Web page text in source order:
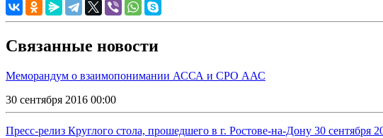
Связанные новости
Меморандум о взаимопонимании АССА и СРО ААС
30 сентября 2016 00:00
Пресс-релиз Круглого стола, прошедшего в г. Ростове-на-Дону 30 сентября